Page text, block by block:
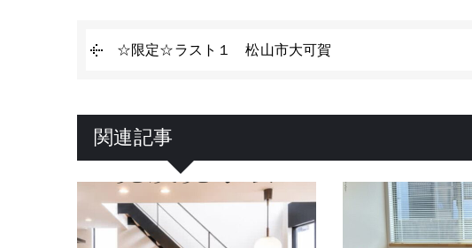
☆限定☆ラスト１ 松山市大可賀
関連記事